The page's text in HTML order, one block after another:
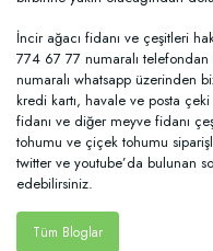
İncir ağacı fidanı ve çeşitleri
774 67 77 numaralı
numaralı whatsapp üzerinden
kredi kartı, havale ve posta
fidanı ve diğer meyve fidanı
tohumu ve çiçek tohumu
twitter ve youtube’da bulunan
edebilirsiniz.
Tüm Bloglar